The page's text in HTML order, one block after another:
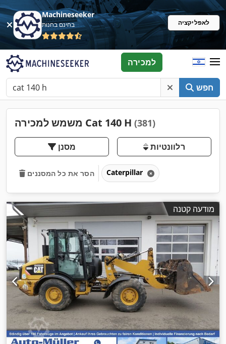
Machineseeker
בחינם בחנות לאפליקציה
חפש
למכירה
משמש למכירה Cat 140 H (381)
מסנן רלוונטיות
הסר את כל המסננים Caterpillar
מודעה קטנה